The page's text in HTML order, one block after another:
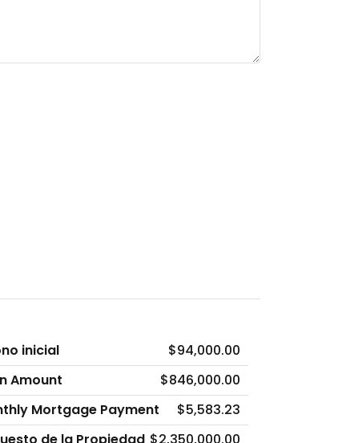
inicial
$94,000.00
Amount
$846,000.00
Mortgage Payment
$5,583.23
de la Propiedad $2,350,000.00